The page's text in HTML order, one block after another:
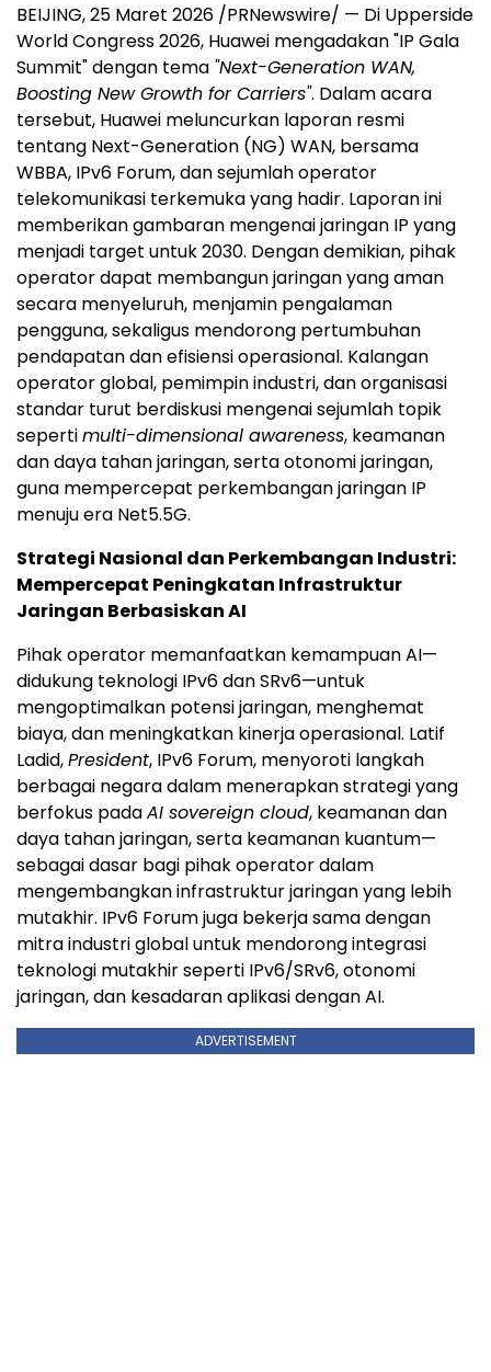
BEIJING, 25 Maret 2026 /PRNewswire/ — Di Upperside
World Congress 2026, Huawei mengadakan "IP Gala
Summit" dengan tema "Next-Generation WAN,
Boosting New Growth for Carriers". Dalam acara
tersebut, Huawei meluncurkan laporan resmi
tentang Next-Generation (NG) WAN, bersama
WBBA, IPv6 Forum, dan sejumlah operator
telekomunikasi terkemuka yang hadir. Laporan ini
memberikan gambaran mengenai jaringan IP yang
menjadi target untuk 2030. Dengan demikian, pihak
operator dapat membangun jaringan yang aman
secara menyeluruh, menjamin pengalaman
pengguna, sekaligus mendorong pertumbuhan
pendapatan dan efisiensi operasional. Kalangan
operator global, pemimpin industri, dan organisasi
standar turut berdiskusi mengenai sejumlah topik
sepertimulti-dimensional awareness, keamanan
dan daya tahan jaringan, serta otonomi jaringan,
guna mempercepat perkembangan jaringan IP
menuju era Net5.5G.
Strategi Nasional dan Perkembangan Industri:
Mempercepat Peningkatan Infrastruktur
Jaringan Berbasiskan AI
Pihak operator memanfaatkan kemampuan AI—
didukung teknologi IPv6 dan SRv6—untuk
mengoptimalkan potensi jaringan, menghemat
biaya, dan meningkatkan kinerja operasional. Latif
Ladid,President, IPv6 Forum, menyoroti langkah
berbagai negara dalam menerapkan strategi yang
berfokus padaAI sovereign cloud, keamanan dan
daya tahan jaringan, serta keamanan kuantum—
sebagai dasar bagi pihak operator dalam
mengembangkan infrastruktur jaringan yang lebih
mutakhir. IPv6 Forum juga bekerja sama dengan
mitra industri global untuk mendorong integrasi
teknologi mutakhir seperti IPv6/SRv6, otonomi
jaringan, dan kesadaran aplikasi dengan AI.
ADVERTISEMENT